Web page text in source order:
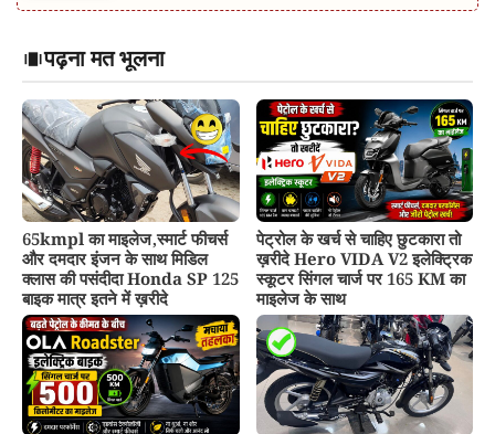
पढ़ना मत भूलना
65kmpl का माइलेज,स्मार्ट फीचर्स
और दमदार इंजन के साथ मिडिल
क्लास की पसंदीदा Honda SP 125
बाइक मात्र इतने में ख़रीदे
पेट्रोल के खर्च से चाहिए छुटकारा तो
ख़रीदे Hero VIDA V2 इलेक्ट्रिक
स्कूटर सिंगल चार्ज पर 165 KM का
माइलेज के साथ